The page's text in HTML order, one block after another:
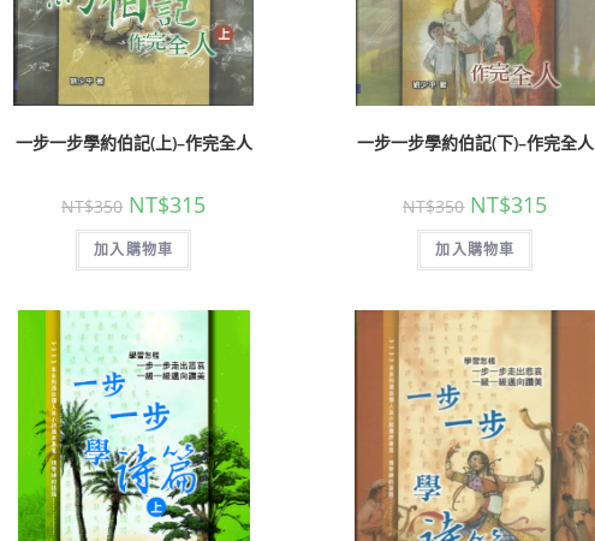
一步一步學約伯記(上)–作完全人
NT$350 NT$315
加入購物車
一步一步學約伯記(下)–作完全人
NT$350 NT$315
加入購物車